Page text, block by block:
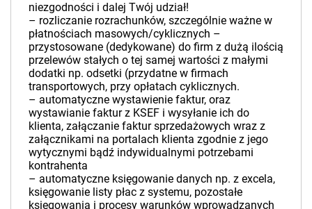
niezgodności i dalej Twój udział!
– rozliczanie rozrachunków, szczególnie ważne w
płatnościach masowych/cyklicznych –
przystosowane (dedykowane) do firm z dużą ilością
przelewów stałych o tej samej wartości z małymi
dodatki np. odsetki (przydatne w firmach
transportowych, przy opłatach cyklicznych.
– automatyczne wystawienie faktur, oraz
wystawianie faktur z KSEF i wysyłanie ich do
klienta, załączanie faktur sprzedażowych wraz z
załącznikami na portalach klienta zgodnie z jego
wytycznymi bądź indywidualnymi potrzebami
kontrahenta
– automatyczne księgowanie danych np. z excela,
księgowanie listy płac z systemu, pozostałe
księgowania i procesy warunków wprowadzanych